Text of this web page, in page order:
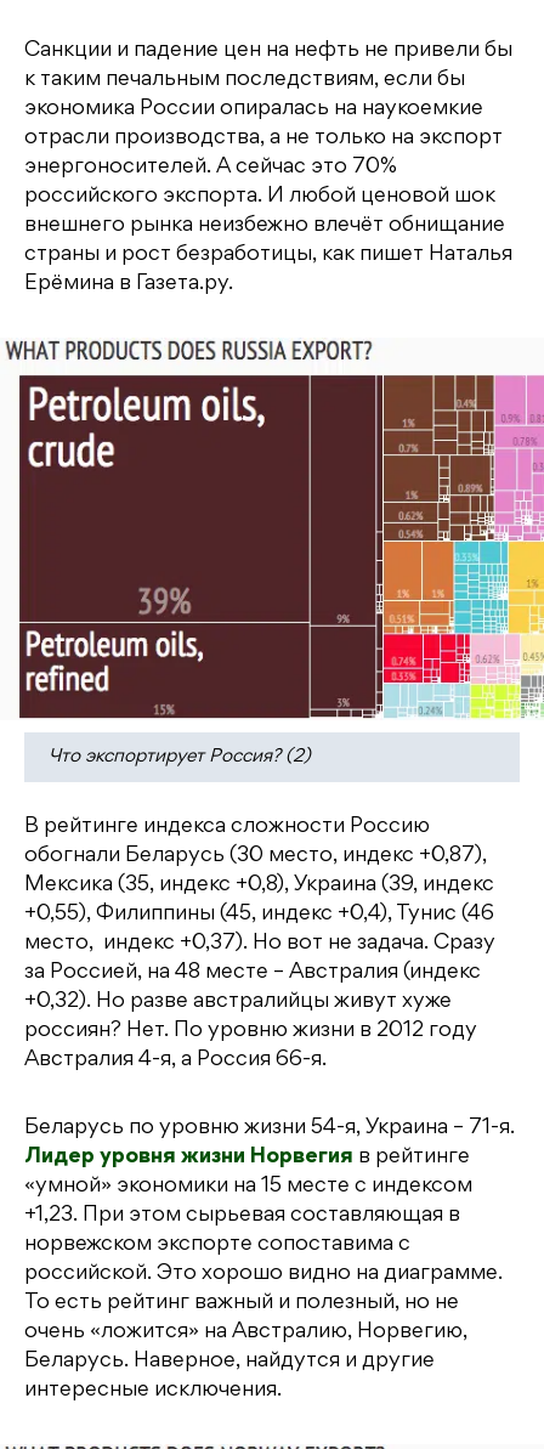
Санкции и падение цен на нефть не привели бы
к таким печальным последствиям, если бы
экономика России опиралась на наукоемкие
отрасли производства, а не только на экспорт
энергоносителей. А сейчас это 70%
российского экспорта. И любой ценовой шок
внешнего рынка неизбежно влечёт обнищание
страны и рост безработицы, как пишет Наталья
Ерёмина в Газета.ру.
Что экспортирует Россия? (2)
В рейтинге индекса сложности Россию
обогнали Беларусь (30 место, индекс +0,87),
Мексика (35, индекс +0,8), Украина (39, индекс
+0,55), Филиппины (45, индекс +0,4), Тунис (46
место, индекс +0,37). Но вот не задача. Сразу
за Россией, на 48 месте – Австралия (индекс
+0,32). Но разве австралийцы живут хуже
россиян? Нет. По уровню жизни в 2012 году
Австралия 4-я, а Россия 66-я.
Беларусь по уровню жизни 54-я, Украина – 71-я.
Лидер уровня жизни Норвегия в рейтинге
«умной» экономики на 15 месте с индексом
+1,23. При этом сырьевая составляющая в
норвежском экспорте сопоставима с
российской. Это хорошо видно на диаграмме.
То есть рейтинг важный и полезный, но не
очень «ложится» на Австралию, Норвегию,
Беларусь. Наверное, найдутся и другие
интересные исключения.